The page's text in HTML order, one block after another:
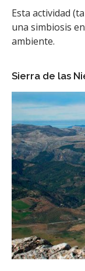
Esta actividad
una simbiosis
ambiente.
Sierra de las